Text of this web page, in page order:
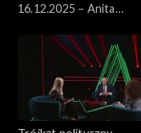
16.12.2025 – Anita